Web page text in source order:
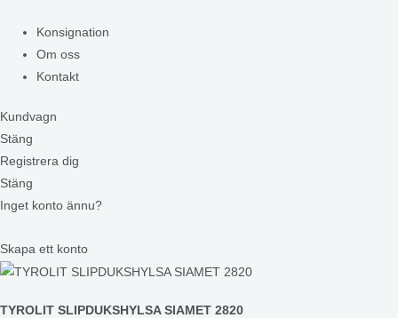
Konsignation
Om oss
Kontakt
Kundvagn
Stäng
Registrera dig
Stäng
Inget konto ännu?
Skapa ett konto
TYROLIT SLIPDUKSHYLSA SIAMET 2820